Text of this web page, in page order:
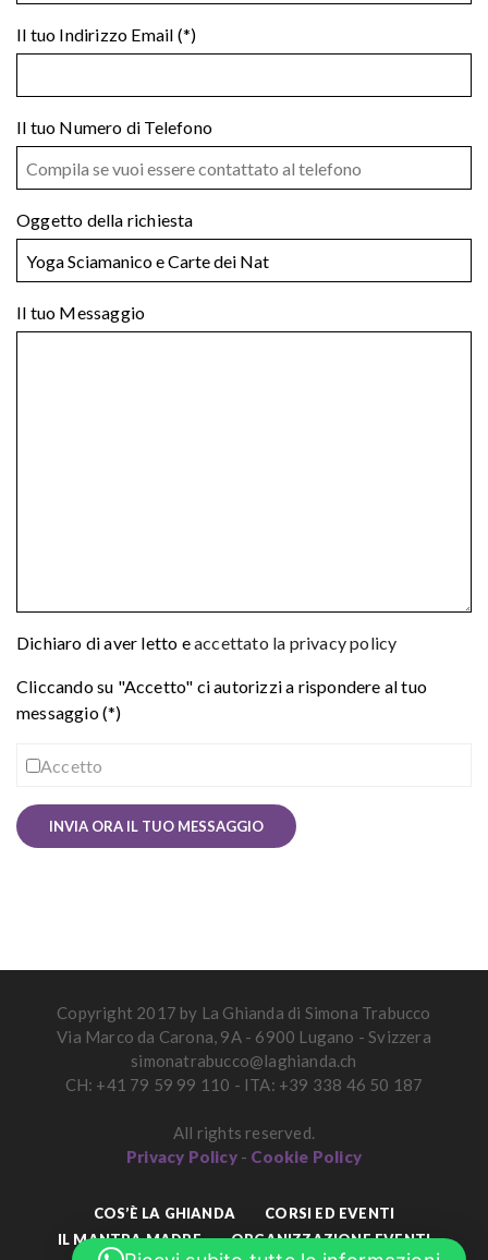
Il tuo Indirizzo Email (*)
Il tuo Numero di Telefono
Oggetto della richiesta
Il tuo Messaggio
Dichiaro di aver letto eaccettato la privacy policy
Cliccando su "Accetto" ci autorizzi a rispondere al tuo
messaggio (*)
Accetto
Copyright 2017 by La Ghianda di Simona Trabucco
Via Marco da Carona, 9A - 6900 Lugano - Svizzera
simonatrabucco@laghianda.ch
CH: +41 79 59 99 110 - ITA: +39 338 46 50 187
All rights reserved.
Privacy Policy- Cookie Policy
COS’È LA GHIANDA
CORSI ED EVENTI
IL MANTRA MADRE
ORGANIZZAZIONE EVENTI
English